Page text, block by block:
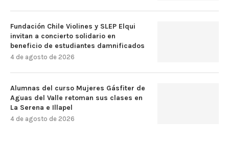
Fundación Chile Violines y SLEP Elqui
invitan a concierto solidario en
beneficio de estudiantes damnificados
4 de agosto de 2026
Alumnas del curso Mujeres Gásfiter de
Aguas del Valle retoman sus clases en
La Serena e Illapel
4 de agosto de 2026